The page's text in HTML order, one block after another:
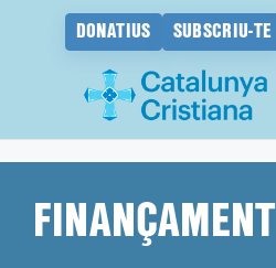
DONATIUS SUBSCRIU-TE
contingutFINANÇAMENT